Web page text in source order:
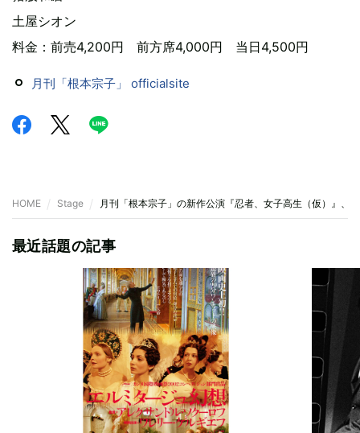
土屋シオン
料金：前売4,200円 前方席4,000円 当日4,500円
月刊「根本宗子」 officialsite
HOME Stage 月刊「根本宗子」の新作公演『忍者、女子高生（仮）』、
最近話題の記事